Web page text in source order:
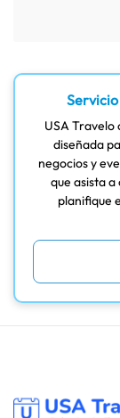
USA
diseñada
negocios y
que asista
planifique